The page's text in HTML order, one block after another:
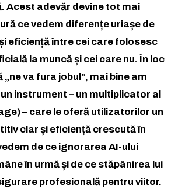
Acest adevăr devine tot mai
ce vedem diferențe uriașe de
eficiență între cei care folosesc
la muncă și cei care nu. În loc
„ne va fura jobul”, mai bine am
un instrument – un multiplicator al
– care le oferă utilizatorilor un
clar și eficiență crescută în
de ce ignorarea AI-ului
în urmă și de ce stăpânirea lui
profesională pentru viitor.